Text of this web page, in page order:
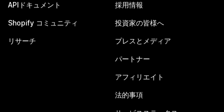
APIドキュメント
Shopify コミュニティ
リサーチ
採用情報
投資家の皆様へ
プレスとメディア
パートナー
アフィリエイト
法的事項